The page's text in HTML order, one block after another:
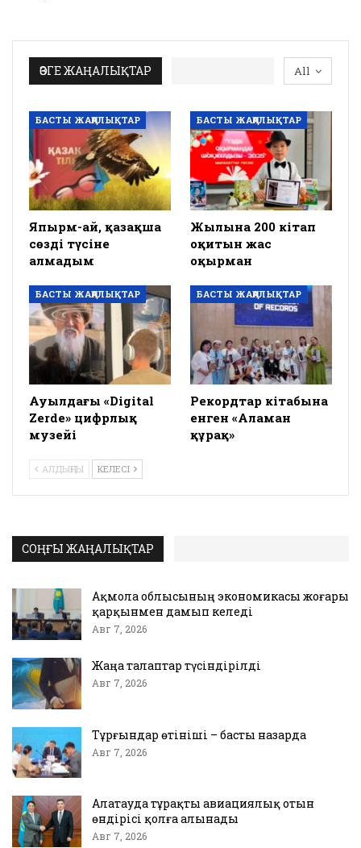
All
ӨЗГЕ ЖАҢАЛЫҚТАР
БАСТЫ ЖАҢАЛЫҚТАР
Япырм-ай, қазақша
сөзді түсіне
алмадым
БАСТЫ ЖАҢАЛЫҚТАР
Жылына 200 кітап
оқитын жас
оқырман
БАСТЫ ЖАҢАЛЫҚТАР
Ауылдағы «Digital
Zerde» цифрлық
музейі
БАСТЫ ЖАҢАЛЫҚТАР
Рекордтар кітабына
енген «Аламан
құрақ»
АЛДЫҢҒЫ КЕЛЕСІ
СОҢҒЫ ЖАҢАЛЫҚТАР
Ақмола облысының экономикасы жоғары
қарқынмен дамып келеді
Авг 7, 2026
Жаңа талаптар түсіндірілді
Авг 7, 2026
Тұрғындар өтініші – басты назарда
Авг 7, 2026
Алатауда тұрақты авиациялық отын
өндірісі қолға алынады
Авг 7, 2026